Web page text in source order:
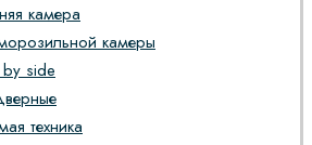
камера
камеры
side
техника